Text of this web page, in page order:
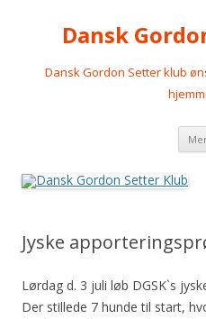
Dansk
Dansk Gordon Setter klub
Jyske
Lørdag d. 3 juli løb DGSK`s
Der stillede 7 hunde til start,